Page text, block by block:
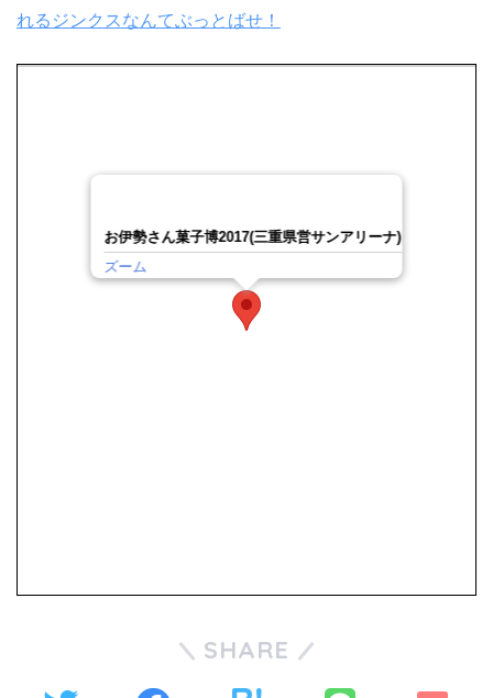
れるジンクスなんてぶっとばせ！
お伊勢さん菓子博2017(三重県営サンアリーナ)
ズーム
SHARE